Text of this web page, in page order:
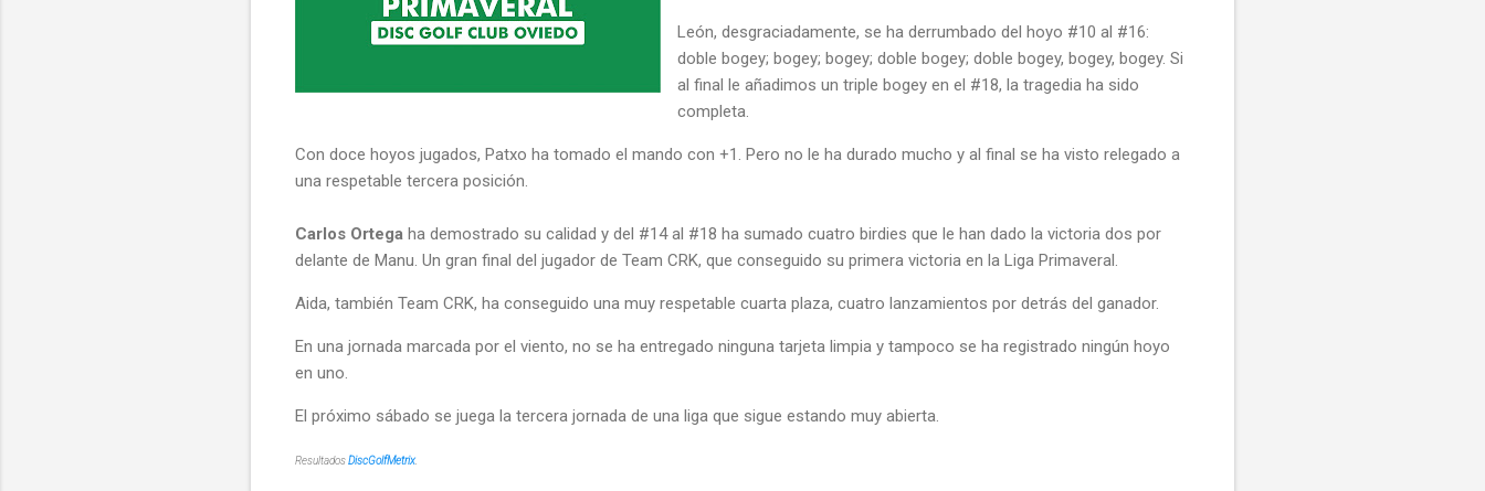
León, desgraciadamente, se ha derrumbado del hoyo #10 al #16:
doble bogey; bogey; bogey; doble bogey; doble bogey, bogey, bogey. Si
al final le añadimos un triple bogey en el #18, la tragedia ha sido
completa.
Con doce hoyos jugados, Patxo ha tomado el mando con +1. Pero no le ha durado mucho y al final se ha visto relegado a
una respetable tercera posición.
Carlos Ortega ha demostrado su calidad y del #14 al #18 ha sumado cuatro birdies que le han dado la victoria dos por
delante de Manu. Un gran final del jugador de Team CRK, que conseguido su primera victoria en la Liga Primaveral.
Aida, también Team CRK, ha conseguido una muy respetable cuarta plaza, cuatro lanzamientos por detrás del ganador.
En una jornada marcada por el viento, no se ha entregado ninguna tarjeta limpia y tampoco se ha registrado ningún hoyo
en uno.
El próximo sábado se juega la tercera jornada de una liga que sigue estando muy abierta.
ResultadosDiscGolfMetrix